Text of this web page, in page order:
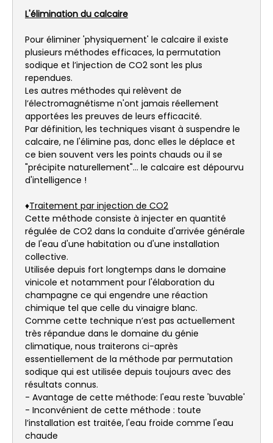
L'élimination du calcaire
Pour éliminer 'physiquement' le calcaire il existe
plusieurs méthodes efficaces, la permutation
sodique et l’injection de CO2 sont les plus
rependues.
Les autres méthodes qui relèvent de
l’électromagnétisme n'ont jamais réellement
apportées les preuves de leurs efficacité.
Par définition, les techniques visant à suspendre le
calcaire, ne l'élimine pas, donc elles le déplace et
ce bien souvent vers les points chauds ou il se
"précipite naturellement"... le calcaire est dépourvu
d'intelligence !
♦Traitement par injection de CO2
Cette méthode consiste à injecter en quantité
régulée de CO2 dans la conduite d'arrivée générale
de l'eau d'une habitation ou d'une installation
collective.
Utilisée depuis fort longtemps dans le domaine
vinicole et notamment pour l'élaboration du
champagne ce qui engendre une réaction
chimique tel que celle du vinaigre blanc.
Comme cette technique n’est pas actuellement
très répandue dans le domaine du génie
climatique, nous traiterons ci-après
essentiellement de la méthode par permutation
sodique qui est utilisée depuis toujours avec des
résultats connus.
- Avantage de cette méthode: l'eau reste 'buvable'
- Inconvénient de cette méthode : toute
l’installation est traitée, l'eau froide comme l'eau
chaude